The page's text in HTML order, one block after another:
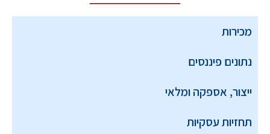
מכירות
נתונים פיננסים
ייצור, אספקה ומלאי
תחזיות עסקיות